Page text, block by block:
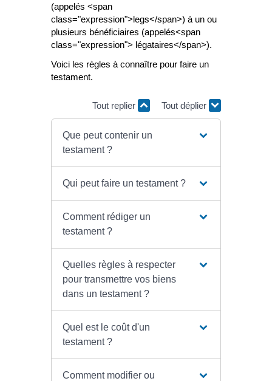
(appelés <span
class="expression">legs</span>) à un ou
plusieurs bénéficiaires (appelés<span
class="expression"> légataires</span>).
Voici les règles à connaître pour faire un
testament.
Tout replier Tout déplier
Que peut contenir un
testament ?
Qui peut faire un testament ?
Comment rédiger un
testament ?
Quelles règles à respecter
pour transmettre vos biens
dans un testament ?
Quel est le coût d'un
testament ?
Comment modifier ou